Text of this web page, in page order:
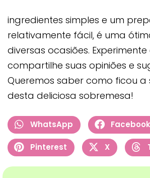
ingredientes simples e um
relativamente fácil, é uma
diversas ocasiões.
compartilhe suas opiniões e
Queremos saber como ficou a
desta deliciosa sobremesa!
WhatsApp Facebook
Pinterest X